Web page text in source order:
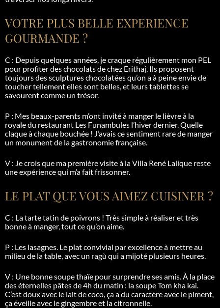
VOTRE PLUS BELLE EXPERIENCE
GOURMANDE ?
C : Depuis quelques années, je craque régulièrement mon PEL
pour profiter des chocolats de chez Erithaj. Ils proposent
toujours des sculptures chocolatées qu’on a à peine envie de
toucher tellement elles sont belles, et leurs tablettes se
savourent comme un trésor.
P : Mes beaux-parents m’ont invité à manger le lièvre à la
royale du restaurant Les Funambules l’hiver dernier. Quelle
claque à chaque bouchée ! J’avais ce sentiment rare de manger
un monument de la gastronomie française.
V : Je crois que ma première visite à la Villa René Lalique reste
une expérience qui m’a fait frissonner.
LE PLAT QUE VOUS AIMEZ CUISINER ?
C : La tarte tatin de poivrons ! Très simple à réaliser et très
bonne à manger, tout ce qu’on aime.
P : Les lasagnes. Le plat convivial par excellence à mettre au
milieu de la table, avec un ragù qui a mijoté plusieurs heures.
V : Une bonne soupe thaïe pour surprendre ses amis. À la place
des éternelles pâtes de 4h du matin : la soupe Tom kha kai.
C’est doux avec le lait de coco, ça a du caractère avec le piment,
ça éveille avec le gingembre et la citronnelle.